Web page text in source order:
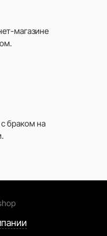
магазине
браком на